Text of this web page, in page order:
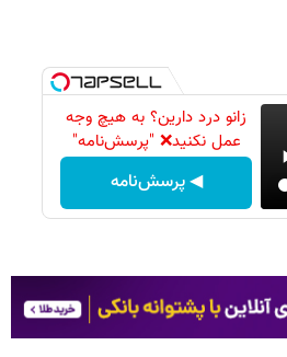
زانو درد دارین؟ به هیچ وجه
عمل نکنید❌ "پرسش‌نامه"
◀ پرسش‌نامه